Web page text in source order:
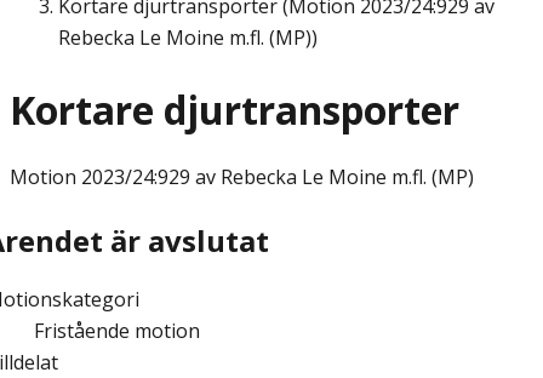
Kortare djurtransporter (Motion 2023/24:929 av
Rebecka Le Moine m.fl. (MP))
Kortare djurtransporter
Motion 2023/24:929 av Rebecka Le Moine m.fl. (MP)
är avslutat
Fristående motion